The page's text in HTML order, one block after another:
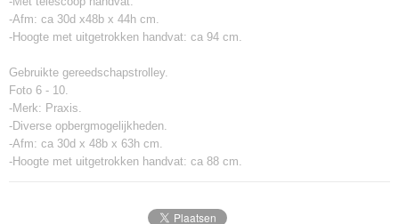
-Afm: ca 30d x48b x 44h cm.
-Hoogte met uitgetrokken handvat: ca 94 cm.
Gebruikte gereedschapstrolley.
Foto 6 - 10.
-Merk: Praxis.
-Diverse opbergmogelijkheden.
-Afm: ca 30d x 48b x 63h cm.
-Hoogte met uitgetrokken handvat: ca 88 cm.